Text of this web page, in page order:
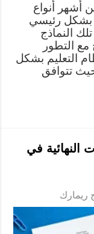
أشهر أنواع
بشكل رئيسي
النماذج
مع التطور
التعليم بشكل
تتوافق
النهائية في
ريمارك